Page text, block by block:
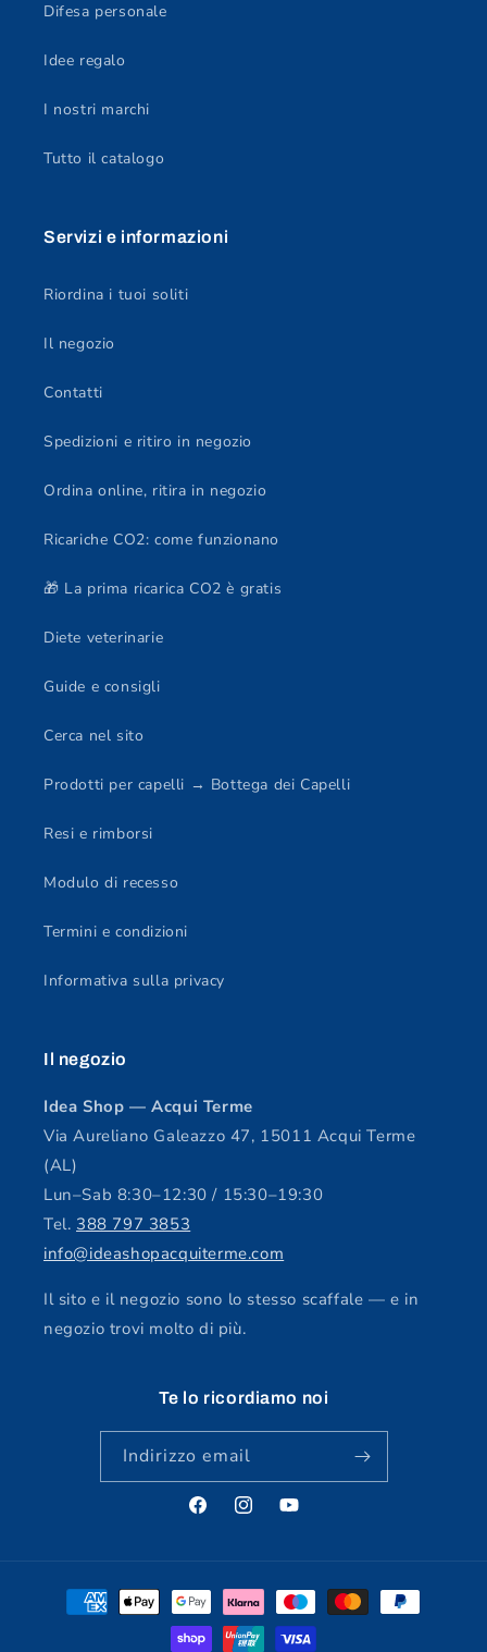
Difesa personale
Idee regalo
I nostri marchi
Tutto il catalogo
Servizi e informazioni
Riordina i tuoi soliti
Il negozio
Contatti
Spedizioni e ritiro in negozio
Ordina online, ritira in negozio
Ricariche CO2: come funzionano
🎁 La prima ricarica CO2 è gratis
Diete veterinarie
Guide e consigli
Cerca nel sito
Prodotti per capelli → Bottega dei Capelli
Resi e rimborsi
Modulo di recesso
Termini e condizioni
Informativa sulla privacy
Il negozio
Idea Shop — Acqui Terme
Via Aureliano Galeazzo 47, 15011 Acqui Terme
(AL)
Lun–Sab 8:30–12:30 / 15:30–19:30
Tel. 388 797 3853
info@ideashopacquiterme.com
Il sito e il negozio sono lo stesso scaffale — e in
negozio trovi molto di più.
Te lo ricordiamo noi
Indirizzo email
FacebookInstagramYouTube
Metodi